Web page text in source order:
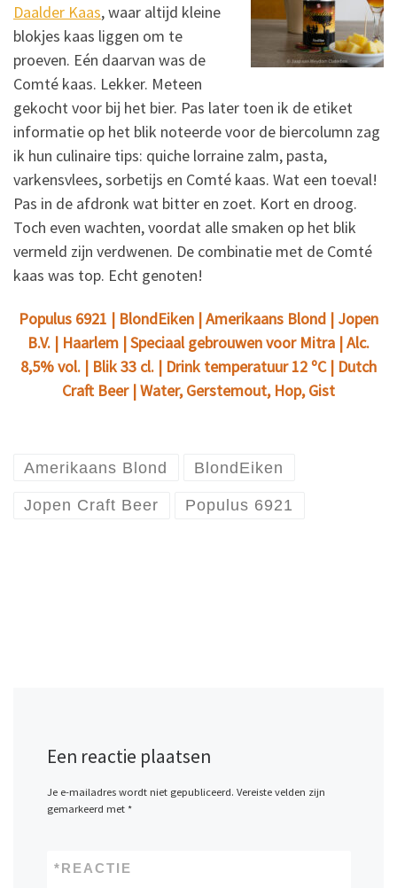
Daalder Kaas, waar altijd kleine
blokjes kaas liggen om te
proeven. Eén daarvan was de
Comté kaas. Lekker. Meteen
gekocht voor bij het bier. Pas later toen ik de etiket
informatie op het blik noteerde voor de biercolumn zag
ik hun culinaire tips: quiche lorraine zalm, pasta,
varkensvlees, sorbetijs en Comté kaas. Wat een toeval!
Pas in de afdronk wat bitter en zoet. Kort en droog.
Toch even wachten, voordat alle smaken op het blik
vermeld zijn verdwenen. De combinatie met de Comté
kaas was top. Echt genoten!
Populus 6921 | BlondEiken | Amerikaans Blond | Jopen
B.V. | Haarlem | Speciaal gebrouwen voor Mitra | Alc.
8,5% vol. | Blik 33 cl. | Drink temperatuur 12 ºC | Dutch
Craft Beer | Water, Gerstemout, Hop, Gist
Amerikaans Blond BlondEiken
Jopen Craft Beer Populus 6921
Een reactie plaatsen
Je e-mailadres wordt niet gepubliceerd. Vereiste velden zijn
gemarkeerd met *
REACTIE
*